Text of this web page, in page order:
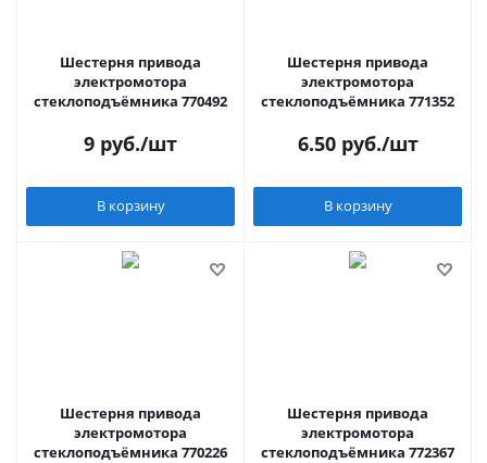
Шестерня привода
электромотора
стеклоподъёмника 770492
9 руб./шт
В корзину
Шестерня привода
электромотора
стеклоподъёмника 771352
6.50руб./шт
В корзину
Шестерня привода
электромотора
стеклоподъёмника 770226
Шестерня привода
электромотора
стеклоподъёмника 772367